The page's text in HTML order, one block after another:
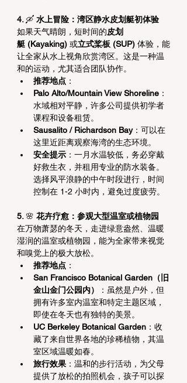
4. 🛶 水上冒险：湾区静水皮划艇初体验
如果天气晴朗，短时间的皮划
艇 (Kayaking) 或立式桨板 (SUP) 体验，能
让全家从水上视角欣赏湾区。这是一种温
和的运动，尤其适合团队协作。
推荐地点 ：
Palo Alto/Mountain View Shoreline ：
水域相对平静，许多公司提供初学者
课程和设备租赁。
Sausalito / Richardson Bay：可以在
这里近距离观察海湾的生态环境。
安全提示 ：一月水温较低，务必穿戴
好救生衣，并租用专业的防水装备。
选择风平浪静的中午时段进行，时间
控制在 1-2 小时内，避免过度疲劳。
5. 🌸 花卉疗愈：参观大型温室或植物园
在万物萧瑟的冬天，走进绿意盎然、温暖
湿润的温室或植物园，能为全家带来视觉
和嗅觉上的极大放松。
推荐地点 ：
San Francisco Botanical Garden（旧
金山金门公园内）
：虽然是户外，但
拥有许多室内温室和特定主题区域，
即使在冬天也有独特的美景。
UC Berkeley Botanical Garden ：收
藏了来自世界各地的珍稀植物，其温
室区域温暖如春。
旅行效果 ：温和的步行活动，为父母
提供了放松的拍照机会，孩子可以探